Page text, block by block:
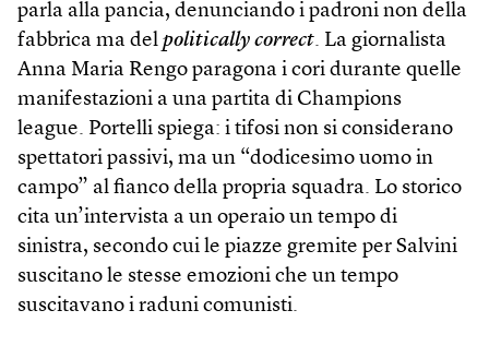
parla alla pancia, denunciando i padroni non della
fabbrica ma del politically correct. La giornalista
Anna Maria Rengo paragona i cori durante quelle
manifestazioni a una partita di Champions
league. Portelli spiega: i tifosi non si considerano
spettatori passivi, ma un “dodicesimo uomo in
campo” al fianco della propria squadra. Lo storico
cita un’intervista a un operaio un tempo di
sinistra, secondo cui le piazze gremite per Salvini
suscitano le stesse emozioni che un tempo
suscitavano i raduni comunisti.